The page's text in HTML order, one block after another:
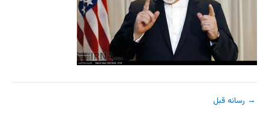
→ رسانه قبل